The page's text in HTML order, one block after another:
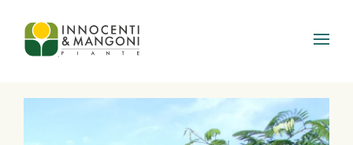
Skip to main content